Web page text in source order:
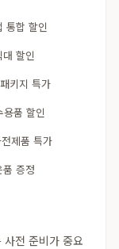
통합 할인
할인
키지 특가
품 할인
제품 특가
증정
전 준비가 중요